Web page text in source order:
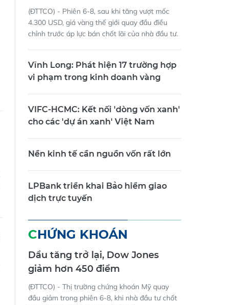
(ĐTTCO) - Phiên 6-8, sau khi tăng vượt mốc
4.300 USD, giá vàng thế giới quay đầu điều
chỉnh trước áp lực bán chốt lãi của nhà đầu tư.
Vĩnh Long: Phát hiện 17 trường hợp
vi phạm trong kinh doanh vàng
VIFC-HCMC: Kết nối 'dòng vốn xanh'
cho các 'dự án xanh' Việt Nam
Nền kinh tế cần nguồn vốn rất lớn
LPBank triển khai Bảo hiểm giao
dịch trực tuyến
CHỨNG KHOÁN
Dầu tăng trở lại, Dow Jones
giảm hơn 450 điểm
(ĐTTCO) - Thị trường chứng khoán Mỹ quay
đầu giảm trong phiên 6-8, khi nhà đầu tư chốt